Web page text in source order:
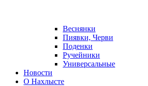
Веснянки
Пиявки, Черви
Поденки
Ручейники
Универсальные
Новости
О Нахлысте